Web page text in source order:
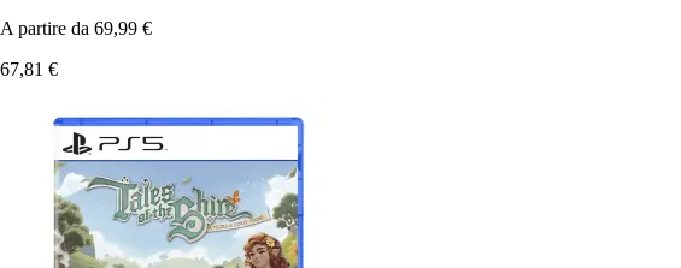
A partire da 69,99 €
67,81 €